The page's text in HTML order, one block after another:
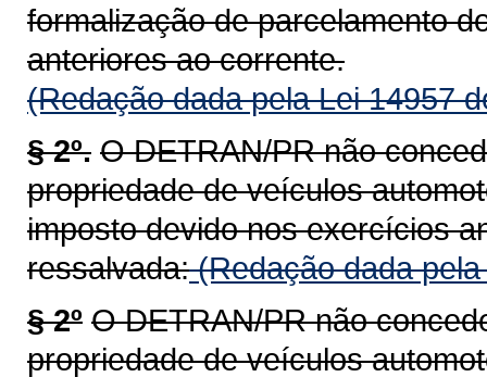
formalização de parcelamento
anteriores ao corrente.
(Redação dada pela Lei 14957
§ 2º. O DETRAN/PR não
propriedade de veículos
imposto devido nos exercícios
ressalvada:(Redação dada
§ 2º O DETRAN/PR não
propriedade de veículos